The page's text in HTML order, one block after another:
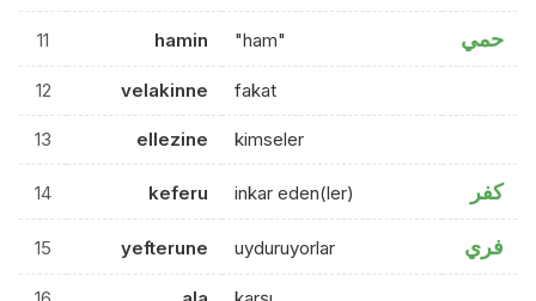
11 hamin "ham" حمي
12 velakinne fakat
13 ellezine kimseler
14 keferu inkar eden(ler) كفر
15 yefterune uyduruyorlar فري